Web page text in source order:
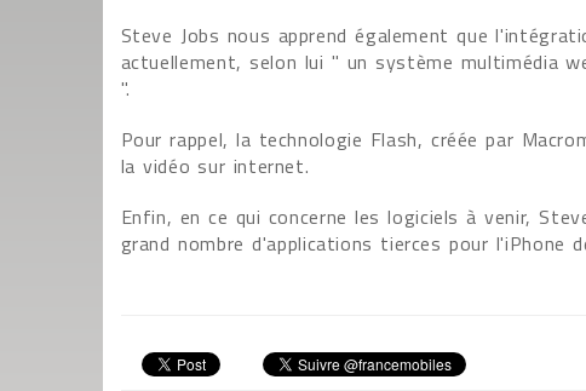
Steve Jobs nous apprend également que
actuellement, selon lui " un système multimédia
".
Pour rappel, la technologie Flash, créée par
la vidéo sur internet.
Enfin, en ce qui concerne les logiciels à venir,
grand nombre d'applications tierces pour l'iPhone